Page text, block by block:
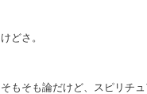
けどさ。
そもそも論だけど、スピリチ